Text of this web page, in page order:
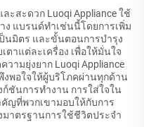
ะสะดวก Luoqi Appliance ใช้
แบรนด์ทำเช่นนี้โดยการเพิ่ม
นมิตร และขั้นตอนการบำรุง
ตาแต่ละเครื่อง เพื่อให้มั่นใจ
ามยุ่งยาก Luoqi Appliance
พอใจให้ผู้บริโภคผ่านทุกด้าน
ชันการทำงาน การใส่ใจใน
ญที่พวกเขามอบให้กับการ
าตรฐานการใช้ชีวิตประจำ